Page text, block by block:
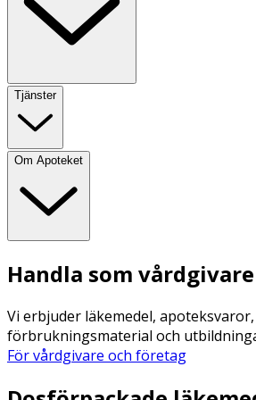
Tjänster
Om Apoteket
Handla som
Vi erbjuder läkemedel, apoteksvaror,
förbrukningsmaterial och
För vårdgivare och företag